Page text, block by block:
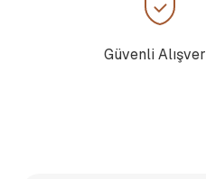
Güvenli